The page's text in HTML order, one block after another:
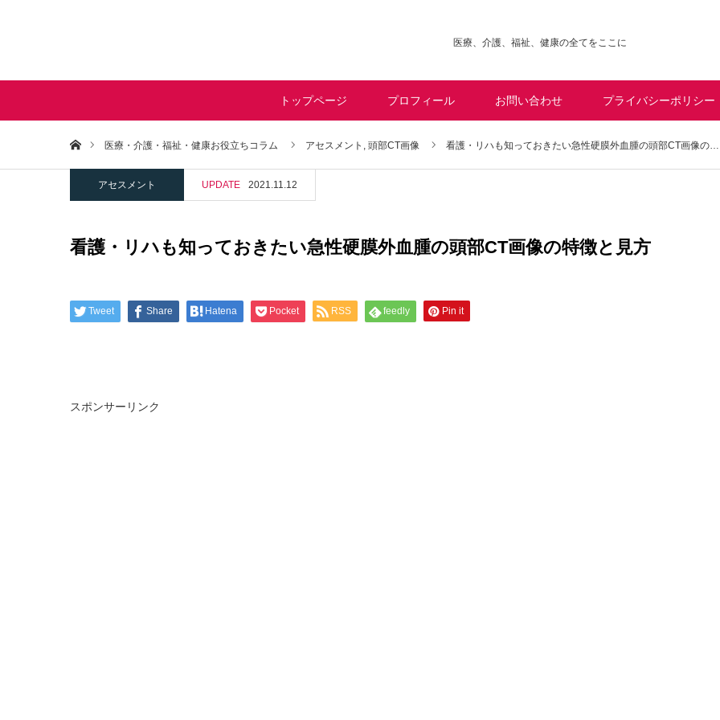
医療、介護、福祉、健康の全てをここに
トップページ プロフィール お問い合わせ プライバシーポリシー
ホーム医療・介護・福祉・健康お役立ちコラム アセスメント, 頭部CT画像 看護・リハも知っておきたい急性硬膜外血腫の頭部CT画像の…
アセスメント UPDATE 2021.11.12
看護・リハも知っておきたい急性硬膜外血腫の頭部CT画像の特徴と見方
Tweet Share Hatena Pocket RSS feedly Pin it
スポンサーリンク